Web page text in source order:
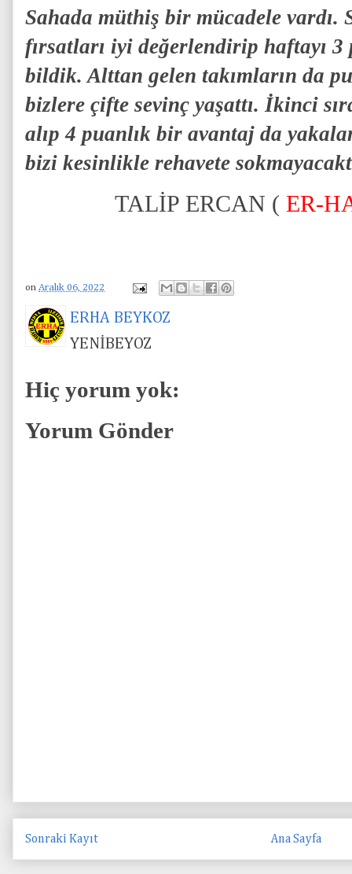
Sahada müthiş bir mücadele vardı.
fırsatları iyi değerlendirip haftayı 3
bildik. Alttan gelen takımların da
bizlere çifte sevinç yaşattı. İkinci
alıp 4 puanlık bir avantaj da
bizi kesinlikle rehavete
TALİP ERCAN ( ER-
on Aralık 06, 2022
ERHA BEYKOZ
YENİBEYOZ
Hiç yorum yok:
Yorum Gönder
Sonraki Kayıt Ana Sayfa